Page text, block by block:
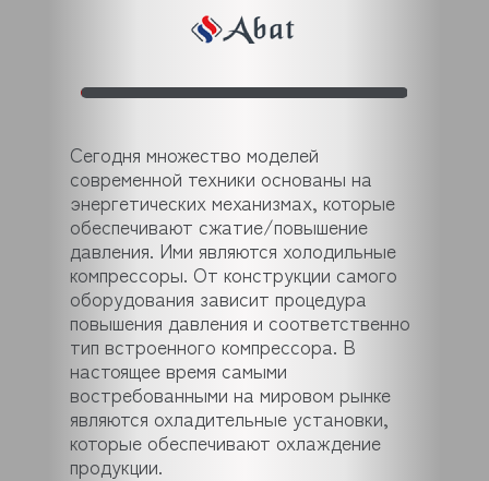
Сегодня множество моделей
современной техники основаны на
энергетических механизмах, которые
обеспечивают сжатие/повышение
давления. Ими являются холодильные
компрессоры. От конструкции самого
оборудования зависит процедура
повышения давления и соответственно
тип встроенного компрессора. В
настоящее время самыми
востребованными на мировом рынке
являются охладительные установки,
которые обеспечивают охлаждение
продукции.